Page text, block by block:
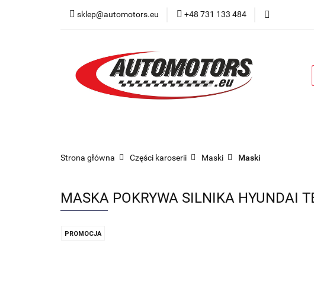
sklep@automotors.eu +48 731 133 484
Części samochodowe
Car audio Nowości
Strona główna Części karoserii Maski Maski
MASKA POKRYWA SILNIKA HYUNDAI
PROMOCJA